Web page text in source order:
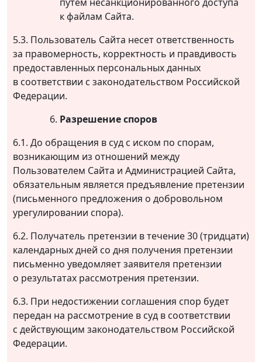
к файлам Сайта.
5.3. Пользователь Сайта несет ответственность
за правомерность, корректность и правдивость
предоставленных персональных данных
в соответствии с законодательством Российской
Федерации.
Разрешение споров
6.1. До обращения в суд с иском по спорам,
возникающим из отношений между
Пользователем Сайта и Администрацией Сайта,
обязательным является предъявление претензии
(письменного предложения о добровольном
урегулировании спора).
6.2. Получатель претензии в течение 30 (тридцати)
календарных дней со дня получения претензии
письменно уведомляет заявителя претензии
о результатах рассмотрения претензии.
6.3. При недостижении соглашения спор будет
передан на рассмотрение в суд в соответствии
с действующим законодательством Российской
Федерации.